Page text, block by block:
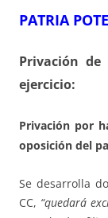
PATRIA
Privación
ejercicio:
Privación por
oposición del
Se desarrolla
CC, “quedará